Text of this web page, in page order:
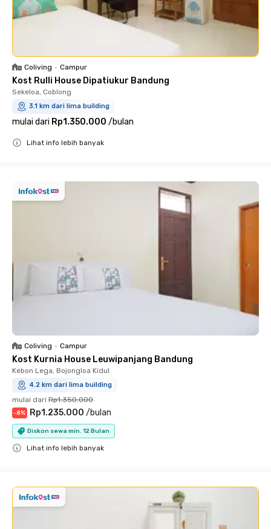
Coliving • Campur
Kost Rulli House Dipatiukur Bandung
Sekeloa, Coblong
3.1 km dari lima building
mulai dari Rp1.350.000 /bulan
Lihat info lebih banyak
Coliving • Campur
Kost Kurnia House Leuwipanjang Bandung
Kebon Lega, Bojongloa Kidul
4.2 km dari lima building
mulai dari Rp1.350.000
-8% Rp1.235.000 /bulan
Diskon sewa min. 12 Bulan
Lihat info lebih banyak